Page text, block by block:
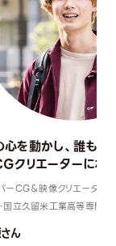
心を動かし、誰もが
クリエーターにな
ーCG＆映像クリエーター
国立久留米工業高等専門学
ん